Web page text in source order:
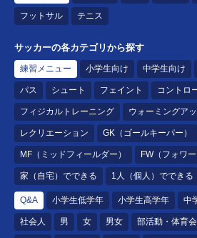
フットサル テニス
サッカーの各カテゴリから探す
練習メニュー 小学生向け 中学生向け
パス シュート フェイント コントロ
フィジカルトレーニング ウォーミングア
レクリエーション GK（ゴールキーパー）
MF（ミッドフィールダー） FW（フォワー
家（自宅）でできる 1人（個人）でできる
Q&A 小学生低学年 小学生高学年 中
社会人 男 女 男女 部活動・体育会